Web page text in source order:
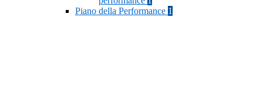
Piano della Performance 1